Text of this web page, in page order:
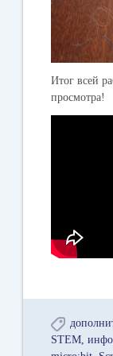
Итог всей
просмотра!
STEM